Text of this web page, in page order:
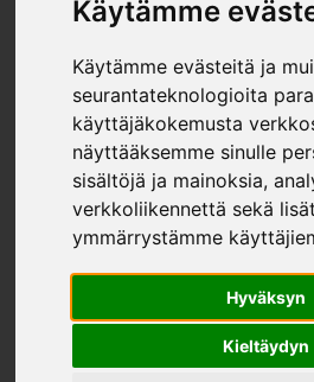
Käytämme
Käytämme evästeitä ja
seurantateknologioita
käyttäjäkokemusta
näyttääksemme sinulle
sisältöjä ja mainoksia,
verkkoliikennettä sekä
ymmärrystämme
Hyväksyn
Kieltäydyn